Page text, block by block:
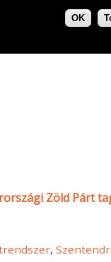
OK
Zöld Párt
,